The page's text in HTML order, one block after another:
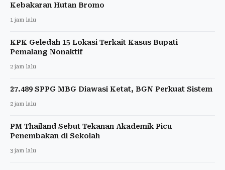
Kebakaran Hutan Bromo
1 jam lalu
KPK Geledah 15 Lokasi Terkait Kasus Bupati
Pemalang Nonaktif
2 jam lalu
27.489 SPPG MBG Diawasi Ketat, BGN Perkuat Sistem
2 jam lalu
PM Thailand Sebut Tekanan Akademik Picu
Penembakan di Sekolah
3 jam lalu